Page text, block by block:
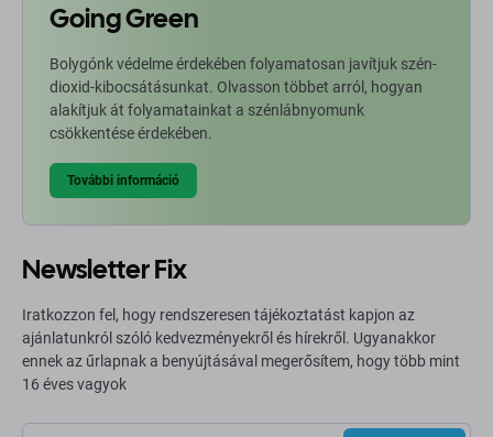
Going Green
Bolygónk védelme érdekében folyamatosan javítjuk szén-
dioxid-kibocsátásunkat. Olvasson többet arról, hogyan
alakítjuk át folyamatainkat a szénlábnyomunk
csökkentése érdekében.
További információ
Newsletter Fix
Iratkozzon fel, hogy rendszeresen tájékoztatást kapjon az
ajánlatunkról szóló kedvezményekről és hírekről. Ugyanakkor
ennek az űrlapnak a benyújtásával megerősítem, hogy több mint
16 éves vagyok